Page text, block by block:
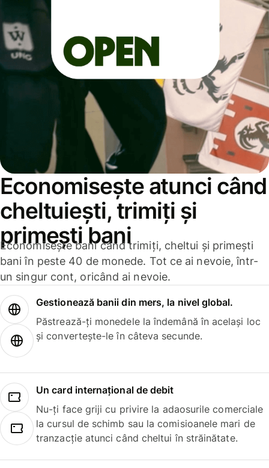
Economisește atunci când
cheltuiești, trimiți și
primești bani
Economisește bani când trimiți, cheltui și primești
bani în peste 40 de monede. Tot ce ai nevoie, într-
un singur cont, oricând ai nevoie.
Gestionează banii din mers, la nivel global.
Păstrează-ți monedele la îndemână în același loc
și convertește-le în câteva secunde.
Un card internațional de debit
Nu-ți face griji cu privire la adaosurile comerciale
la cursul de schimb sau la comisioanele mari de
tranzacție atunci când cheltui în străinătate.